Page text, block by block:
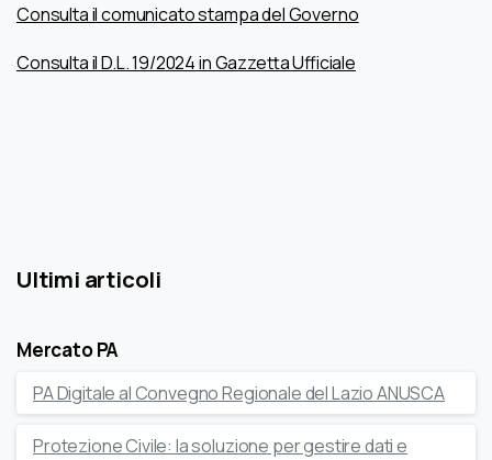
Consulta il comunicato stampa del Governo
Consulta il D.L. 19/2024 in Gazzetta Ufficiale
Ultimi articoli
Mercato PA
PA Digitale al Convegno Regionale del Lazio ANUSCA
Protezione Civile: la soluzione per gestire dati e